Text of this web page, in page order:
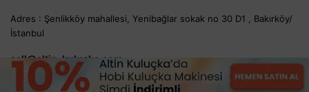
Adres : Şenlikköy mahallesi, Yenibağlar sokak no 30 D1 , Bakırköy/
İstanbul
sell@altin-kulucka.com
info@altin-kulucka.com